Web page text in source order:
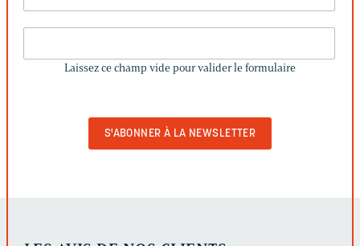
CHAMP
Laissez ce champ vide pour valider le formulaire